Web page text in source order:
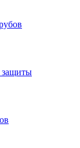
защиты